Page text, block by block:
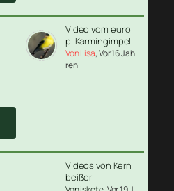
Video vom euro
p. Karmingimpel
Von Lisa, Vor 16 Jah
ren
Videos von Kern
beißer